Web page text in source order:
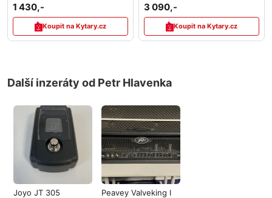
1 430,-
Koupit na Kytary.cz
3 090,-
Koupit na Kytary.cz
Další inzeráty od Petr Hlavenka
Joyo JT 305
Peavey Valveking I